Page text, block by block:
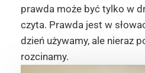
prawda może być tylko w
czyta. Prawda jest w
dzień używamy, ale nieraz
rozcinamy.